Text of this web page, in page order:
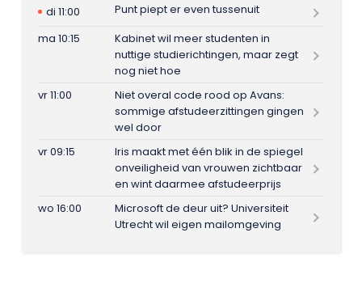
di 11:00
Punt piept er even tussenuit
ma 10:15
Kabinet wil meer studenten in
nuttige studierichtingen, maar zegt
nog niet hoe
vr 11:00
Niet overal code rood op Avans:
sommige afstudeerzittingen gingen
wel door
vr 09:15
Iris maakt met één blik in de spiegel
onveiligheid van vrouwen zichtbaar
en wint daarmee afstudeerprijs
wo 16:00
Microsoft de deur uit? Universiteit
Utrecht wil eigen mailomgeving